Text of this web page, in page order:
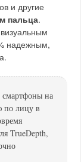
и другие
пальца.
надежным,
смартфоны на
по лицу в
TrueDepth,